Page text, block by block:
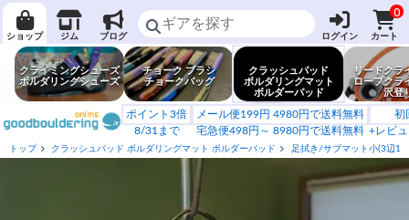
ショップ ジム ブログ ログイン
0
カート
クライミングシューズ
ボルダリングシューズ
チョーク ブラシ
チョークバッグ
クラッシュパッド
ボルダリングマット
ボルダーパッド
リードクラ
ロープクラ
沢登
ポイント3倍
8/31まで
メール便199円 4980円で送料無料
宅急便498円～ 8980円で送料無料
初
+レビ
トップ クラッシュパッド ボルダリングマット ボルダーパッド 足拭き/サブマット小(3辺